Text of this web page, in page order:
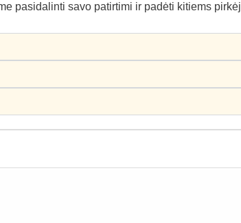
pasidalinti savo patirtimi ir padėti kitiems